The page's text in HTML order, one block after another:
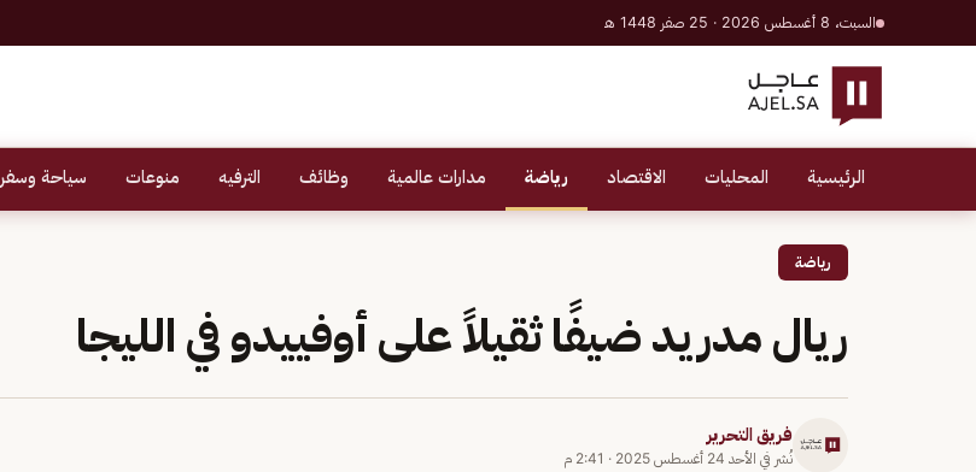
السبت، 8 أغسطس 2026 · 25 صفر 1448 هـ
الرئيسية المحليات الاقتصاد رياضة مدارات عالمية وظائف الترفيه منوعات سياحة وسفر
رياضة
ريال مدريد ضيفًا ثقيلاً على أوفييدو في الليجا
فريق التحرير
نُشر في الأحد 24 أغسطس 2025 · 2:41 م